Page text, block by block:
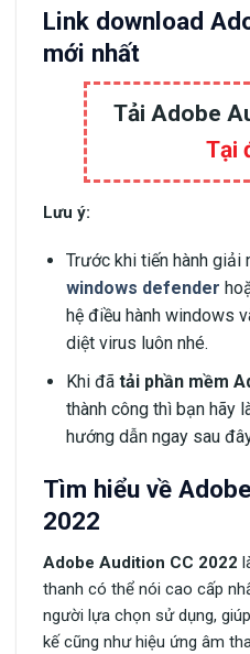
Link download
mới nhất
Tải Adobe
Tại
Lưu ý:
Trước khi tiến hành giải
windows defender
hệ điều hành windows
diệt virus luôn nhé.
Khi đã tải phần mềm
thành công thì bạn hãy
hướng dẫn ngay sau
Tìm hiểu về
2022
Adobe Audition CC 2022
thanh có thể nói cao cấp
người lựa chọn sử dụng,
kế cũng như hiệu ứng âm